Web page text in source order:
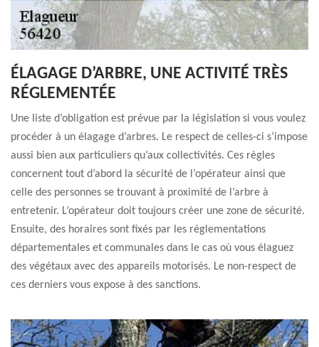
ÉLAGAGE D’ARBRE, UNE ACTIVITÉ TRÈS
RÉGLEMENTÉE
Une liste d’obligation est prévue par la législation si vous voulez
procéder à un élagage d’arbres. Le respect de celles-ci s’impose
aussi bien aux particuliers qu’aux collectivités. Ces règles
concernent tout d’abord la sécurité de l’opérateur ainsi que
celle des personnes se trouvant à proximité de l’arbre à
entretenir. L’opérateur doit toujours créer une zone de sécurité.
Ensuite, des horaires sont fixés par les réglementations
départementales et communales dans le cas où vous élaguez
des végétaux avec des appareils motorisés. Le non-respect de
ces derniers vous expose à des sanctions.